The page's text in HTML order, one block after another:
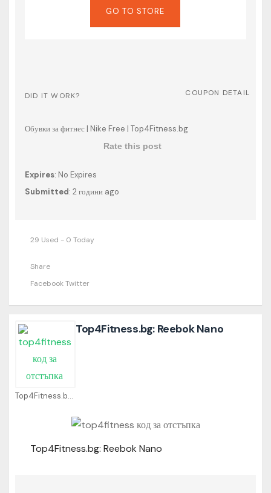
GO TO STORE
DID IT WORK? COUPON DETAIL
Обувки за фитнес | Nike Free | Top4Fitness.bg
Rate this post
Expires: No Expires
Submitted: 2 години ago
29 Used - 0 Today
Share
FacebookTwitter
Top4Fitness.bg Coupons
Top4Fitness.bg: Reebok Nano
Top4Fitness.bg: Reebok Nano